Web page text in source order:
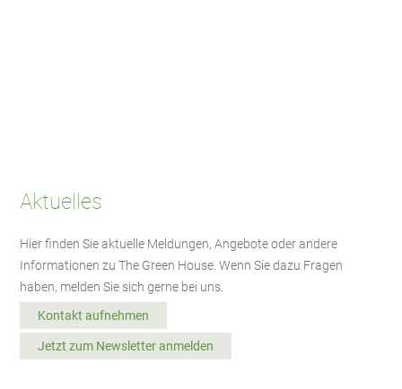
Aktuelles
Hier finden Sie aktuelle Meldungen, Angebote oder andere
Informationen zu The Green House. Wenn Sie dazu Fragen
haben, melden Sie sich gerne bei uns.
Kontakt aufnehmen
Jetzt zum Newsletter anmelden